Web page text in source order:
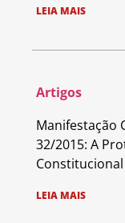
LEIA MAIS
Artigos
Manifestação
32/2015: A
LEIA MAIS